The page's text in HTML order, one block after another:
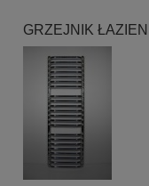
GRZEJNIK